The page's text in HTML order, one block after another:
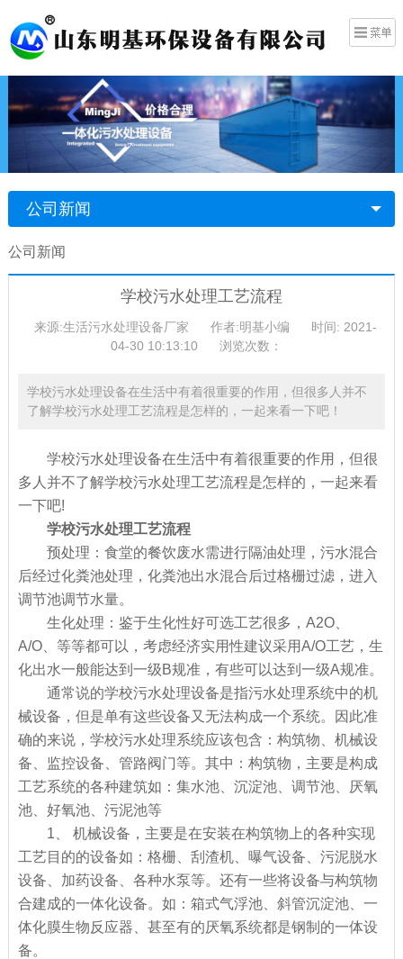
公司新闻
公司新闻
学校污水处理工艺流程
来源:生活污水处理设备厂家 作者:明基小编
时间: 2021-
04-30 10:13:10
浏览次数：
学校污水处理设备在生活中有着很重要的作用，但很多人并不
了解学校污水处理工艺流程是怎样的，一起来看一下吧！
学校污水处理设备在生活中有着很重要的作用，但很
多人并不了解学校污水处理工艺流程是怎样的，一起来看
一下吧!
学校污水处理工艺流程
预处理：食堂的餐饮废水需进行隔油处理，污水混合
后经过化粪池处理，化粪池出水混合后过格栅过滤，进入
调节池调节水量。
生化处理：鉴于生化性好可选工艺很多，A2O、
A/O、等等都可以，考虑经济实用性建议采用A/O工艺，生
化出水一般能达到一级B规准，有些可以达到一级A规准。
通常说的学校污水处理设备是指污水处理系统中的机
械设备，但是单有这些设备又无法构成一个系统。因此准
确的来说，学校污水处理系统应该包含：构筑物、机械设
备、监控设备、管路阀门等。其中：构筑物，主要是构成
工艺系统的各种建筑如：集水池、沉淀池、调节池、厌氧
池、好氧池、污泥池等
1、 机械设备，主要是在安装在构筑物上的各种实现
工艺目的的设备如：格栅、刮渣机、曝气设备、污泥脱水
设备、加药设备、各种水泵等。还有一些将设备与构筑物
合建成的一体化设备。如：箱式气浮池、斜管沉淀池、一
体化膜生物反应器、甚至有的厌氧系统都是钢制的一体设
备。